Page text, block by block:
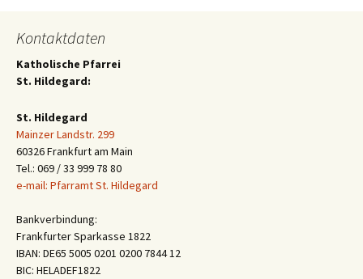
Kontaktdaten
Katholische Pfarrei
St. Hildegard:
St. Hildegard
Mainzer Landstr. 299
60326 Frankfurt am Main
Tel.: 069 / 33 999 78 80
e-mail: Pfarramt St. Hildegard
Bankverbindung:
Frankfurter Sparkasse 1822
IBAN: DE65 5005 0201 0200 7844 12
BIC: HELADEF1822